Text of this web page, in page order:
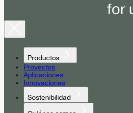
Productos
Proyectos
Aplicaciones
Innovaciones
Sostenibilidad